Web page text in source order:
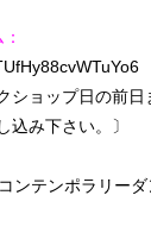
ショップ日の前
込み下さい。〕
ンテンポラリー